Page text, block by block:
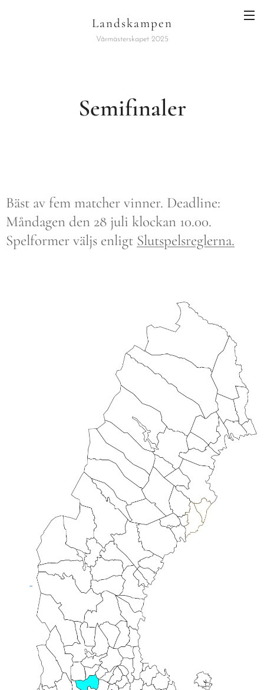
Landskampen
Vårmästerskapet 2025
Semifinaler
Bäst av fem matcher vinner. Deadline:
Måndagen den 28 juli klockan 10.00.
Spelformer väljs enligt Slutspelsreglerna.